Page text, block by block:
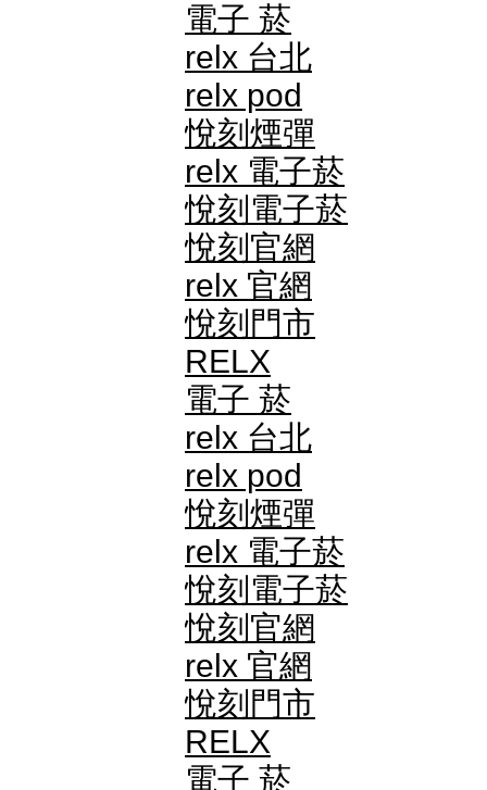
電子 菸
relx 台北
relx pod
悅刻煙彈
relx 電子菸
悅刻電子菸
悅刻官網
relx 官網
悅刻門市
RELX
電子 菸
relx 台北
relx pod
悅刻煙彈
relx 電子菸
悅刻電子菸
悅刻官網
relx 官網
悅刻門市
RELX
電子 菸